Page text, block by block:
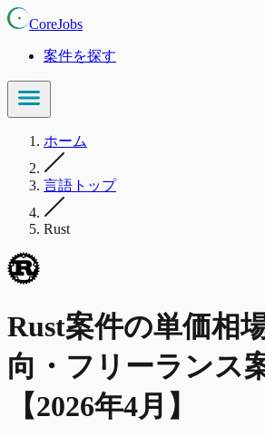
CoreJobs
案件を探す
ホーム
言語トップ
Rust
Rust案件の単価相
向・フリーランス
【2026年4月】